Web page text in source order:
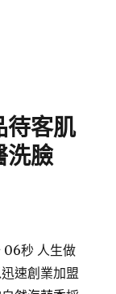
待客肌
洗臉
06秒 人生做
速創業加盟